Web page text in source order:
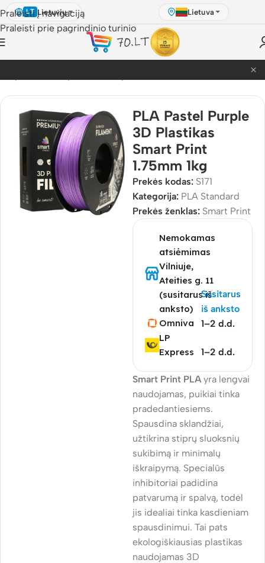
Praleisti į navigaciją
Praleisti prie pagrindinio turinio
LT Lietuvių Lietuva
×
PLA Pastel Purple
3D Plastikas
Smart Print
1.75mm 1kg
Prekės kodas: S171
Kategorija: PLA Standard
Prekės ženklas: Smart Print
Nemokamas
atsiėmimas
Vilniuje,
Ateities g. 11
(susitarus iš
anksto)
Susitarus
iš anksto
Omniva
1–2 d.d.
LP
Express
1–2 d.d.
Smart Print PLA yra lengvai
naudojamas, puikiai tinka
pradedantiesiems.
Spausdina sklandžiai,
užtikrina stiprų sluoksnių
sukibimą ir minimalų
iškraipymą. Specialūs
inhibitoriai padidina
patvarumą ir spalvą, todėl
jis idealiai tinka kasdieniam
spausdinimui. Tai pats
ekologiškiausias plastikas
naudojamas 3D